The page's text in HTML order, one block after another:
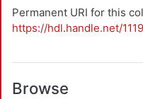
Permanent URI for this
https://hdl.handle.net/
Browse